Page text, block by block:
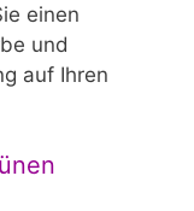
einen
und
auf Ihren